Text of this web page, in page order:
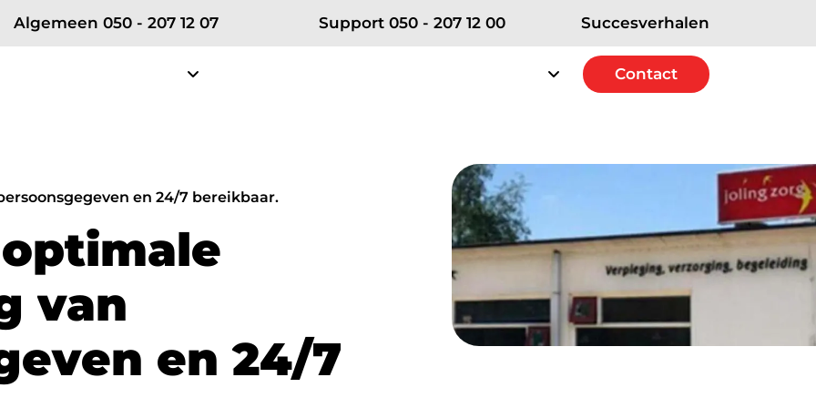
Algemeen 050 - 207 12 07 Support 050 - 207 12 00 Succesverhalen
Zakelijke vaste telefonie
Certificeringen
Werken bij RSE
Partnerships
Vodafone Strategic+ Partner
KPN ÉÉN Excellence Partner
Microsoft Solutions Partner
Contact
en 24/7 bereikbaar.
optimale
van
even en 24/7